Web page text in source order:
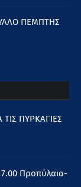
ΠΕΜΠΤΗΣ
ΠΥΡΚΑΓΙΕΣ
Προπύλαια-